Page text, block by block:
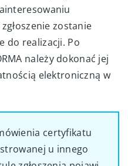
zostanie
do realizacji. Po
należy dokonać jej
elektroniczną w
certyfikatu
u innego